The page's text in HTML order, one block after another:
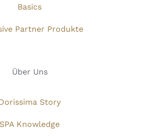
Basics
Partner Produkte
Über Uns
Story
SPA Knowledge